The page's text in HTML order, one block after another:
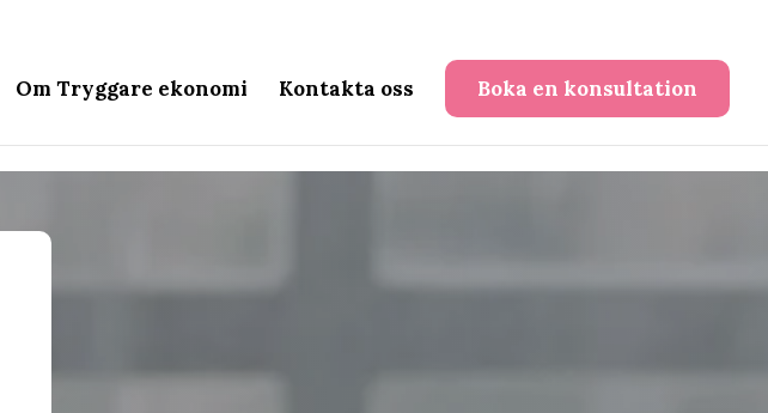
Om Tryggare ekonomi Kontakta oss Boka en konsultation